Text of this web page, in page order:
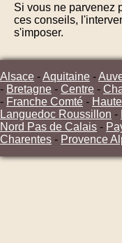
Si vous ne parvenez
ces conseils,
s'imposer.
Alsace -Aquitaine -
- Bretagne - Centre -
- Franche Comté -
Languedoc Roussillon -
Nord Pas de Calais -
Charentes - Provence